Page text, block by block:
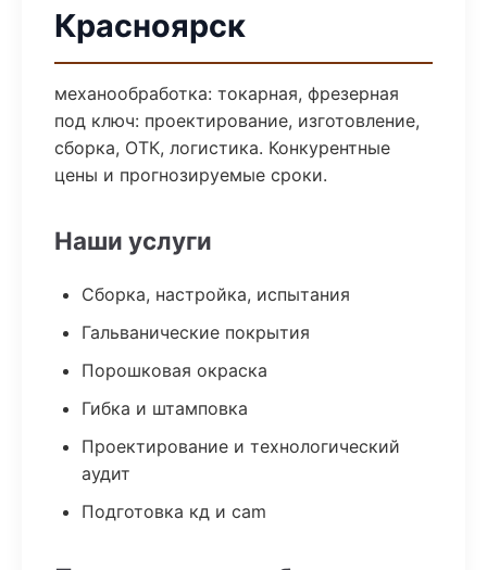
Красноярск
механообработка: токарная, фрезерная
под ключ: проектирование, изготовление,
сборка, ОТК, логистика. Конкурентные
цены и прогнозируемые сроки.
Наши услуги
Сборка, настройка, испытания
Гальванические покрытия
Порошковая окраска
Гибка и штамповка
Проектирование и технологический
аудит
Подготовка кд и cam